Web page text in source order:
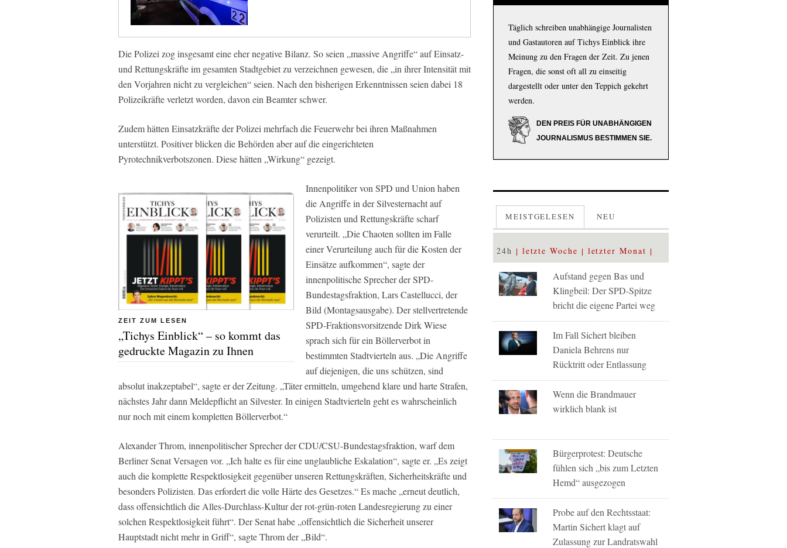
Die Polizei zog insgesamt eine eher negative Bilanz. So seien „massive Angriffe“ auf Einsatz-
und Rettungskräfte im gesamten Stadtgebiet zu verzeichnen gewesen, die „in ihrer Intensität mit
den Vorjahren nicht zu vergleichen“ seien. Nach den bisherigen Erkenntnissen seien dabei 18
Polizeikräfte verletzt worden, davon ein Beamter schwer.
Zudem hätten Einsatzkräfte der Polizei mehrfach die Feuerwehr bei ihren Maßnahmen
unterstützt. Positiver blicken die Behörden aber auf die eingerichteten
Pyrotechnikverbotszonen. Diese hätten „Wirkung“ gezeigt.
ZEIT ZUM LESEN
„Tichys Einblick“ – so kommt das
gedruckte Magazin zu Ihnen
Innenpolitiker von SPD und Union haben
die Angriffe in der Silvesternacht auf
Polizisten und Rettungskräfte scharf
verurteilt. „Die Chaoten sollten im Falle
einer Verurteilung auch für die Kosten der
Einsätze aufkommen“, sagte der
innenpolitische Sprecher der SPD-
Bundestagsfraktion, Lars Castellucci, der
Bild(Montagsausgabe). Der stellvertretende
SPD-Fraktionsvorsitzende Dirk Wiese
sprach sich für ein Böllerverbot in
bestimmten Stadtvierteln aus. „Die Angriffe
auf diejenigen, die uns schützen, sind
absolut inakzeptabel“, sagte er der Zeitung. „Täter ermitteln, umgehend klare und harte Strafen,
nächstes Jahr dann Meldepflicht an Silvester. In einigen Stadtvierteln geht es wahrscheinlich
nur noch mit einem kompletten Böllerverbot.“
Alexander Throm, innenpolitischer Sprecher der CDU/CSU-Bundestagsfraktion, warf dem
Berliner Senat Versagen vor. „Ich halte es für eine unglaubliche Eskalation“, sagte er. „Es zeigt
auch die komplette Respektlosigkeit gegenüber unseren Rettungskräften, Sicherheitskräfte und
besonders Polizisten. Das erfordert die volle Härte des Gesetzes.“ Es mache „erneut deutlich,
dass offensichtlich die Alles-Durchlass-Kultur der rot-grün-roten Landesregierung zu einer
solchen Respektlosigkeit führt“. Der Senat habe „offensichtlich die Sicherheit unserer
Hauptstadt nicht mehr in Griff“, sagte Throm der „Bild“.
Täglich schreiben unabhängige Journalisten
und Gastautoren auf Tichys Einblick ihre
Meinung zu den Fragen der Zeit. Zu jenen
Fragen, die sonst oft all zu einseitig
dargestellt oder unter den Teppich gekehrt
werden.
DEN PREIS FÜR UNABHÄNGIGEN
JOURNALISMUS BESTIMMEN SIE.
MEISTGELESEN NEU
24h letzte Woche letzter Monat
Aufstand gegen Bas und
Klingbeil: Der SPD-Spitze
bricht die eigene Partei weg
Im Fall Sichert bleiben
Daniela Behrens nur
Rücktritt oder Entlassung
Wenn die Brandmauer
wirklich blank ist
Bürgerprotest: Deutsche
fühlen sich „bis zum Letzten
Hemd“ ausgezogen
Probe auf den Rechtsstaat:
Martin Sichert klagt auf
Zulassung zur Landratswahl